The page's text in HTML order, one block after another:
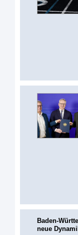
Baden-
neue